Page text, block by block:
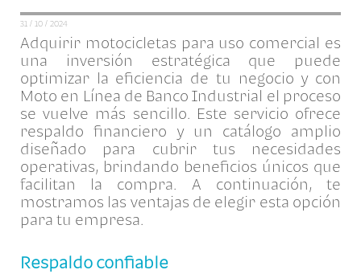
31 / 10 / 2024
Adquirir motocicletas para uso comercial es
una inversión estratégica que puede
optimizar la eficiencia de tu negocio y con
Moto en Línea de Banco Industrial el proceso
se vuelve más sencillo. Este servicio ofrece
respaldo financiero y un catálogo amplio
diseñado para cubrir tus necesidades
operativas, brindando beneficios únicos que
facilitan la compra. A continuación, te
mostramos las ventajas de elegir esta opción
para tu empresa.
Respaldo confiable